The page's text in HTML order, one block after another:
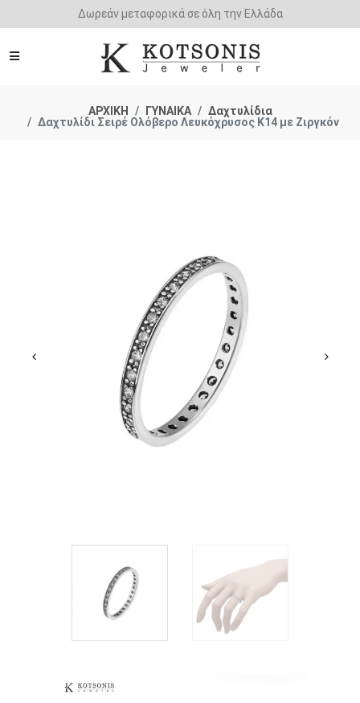
Άμεση παράδοση - Δικαίωμα επιστροφής
ΑΡΧΙΚΗ ΓΥΝΑΙΚΑ
Δαχτυλίδια
Δαχτυλίδι Σειρέ Ολόβερο Λευκόχρυσος Κ14 με Ζιργκόν